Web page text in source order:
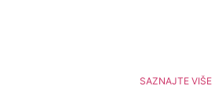
SAZNAJTE VIŠE